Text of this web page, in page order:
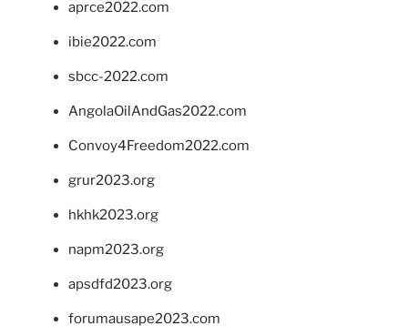
aprce2022.com
ibie2022.com
sbcc-2022.com
AngolaOilAndGas2022.com
Convoy4Freedom2022.com
grur2023.org
hkhk2023.org
napm2023.org
apsdfd2023.org
forumausape2023.com